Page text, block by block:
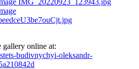
gallery online at:
budivnychyi-oleksandr-